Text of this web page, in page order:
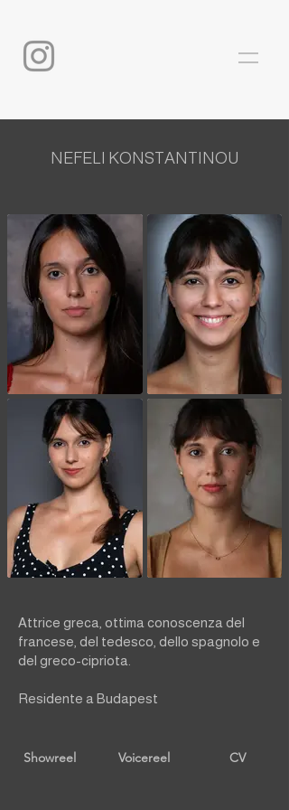
NEFELI KONSTANTINOU
Attrice greca, ottima conoscenza del
francese, del tedesco, dello spagnolo e
del greco-cipriota.
Residente a Budapest
Showreel Voicereel CV